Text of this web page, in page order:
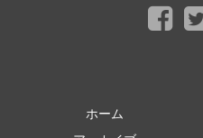
ホーム